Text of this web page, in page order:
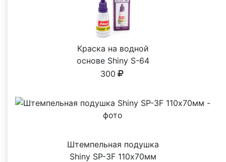
Краска на водной
основе Shiny S-64
ФИОЛЕТОВАЯ 28ml
300
Штемпельная подушка
Shiny SP-3F 110х70мм